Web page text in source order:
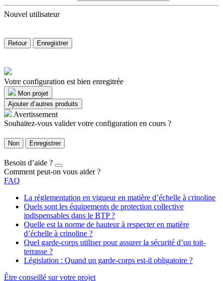
Nouvel utilisateur
Retour Enregistrer
Votre configuration est bien enregitrée
Mon projet
Ajouter d’autres produits
Avertissement
Souhaitez-vous valider votre configuration en cours ?
Non Enregistrer
Besoin d’aide ?
Comment peut-on vous aider ?
FAQ
La réglementation en vigueur en matière d’échelle à crinoline
Quels sont les équipements de protection collective
indispensables dans le BTP ?
Quelle est la norme de hauteur à respecter en matière
d’échelle à crinoline ?
Quel garde-corps utiliser pour assurer la sécurité d’un toit-
terrasse ?
Législation : Quand un garde-corps est-il obligatoire ?
Être conseillé sur votre projet